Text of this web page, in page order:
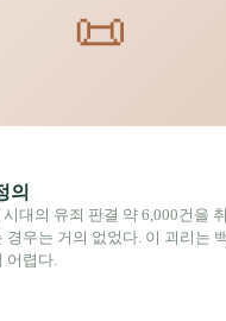
📜
의
대의 유죄 판결 약 6,000건을
경우는 거의 없었다. 이 괴리는
어렵다.